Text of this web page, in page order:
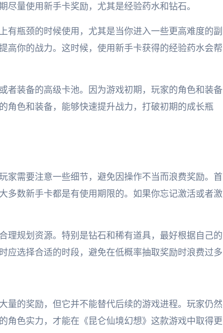
尽量使用新手卡奖励，尤其是经验药水和钻石。
有瓶颈的时候使用，尤其是当你进入一些更高难度的副
高你的战力。这时候，使用新手卡获得的经验药水会帮
者装备的高级卡池。因为游戏初期，玩家的角色和装备
角色和装备，能够快速提升战力，打破初期的成长瓶
家需要注意一些细节，避免因操作不当而浪费奖励。首
多数新手卡都是有使用期限的。如果你忘记激活或者激
理规划资源。特别是钻石和稀有道具，最好根据自己的
应选择合适的时段，避免在低概率抽取奖励时浪费过多
量的奖励，但它并不能替代后续的游戏进程。玩家仍然
角色实力，才能在《昆仑仙境幻想》这款游戏中取得更